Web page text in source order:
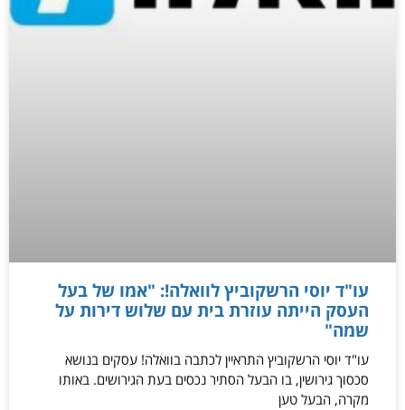
עו"ד יוסי הרשקוביץ לוואלה!: "אמו של בעל
העסק הייתה עוזרת בית עם שלוש דירות על
שמה"
עו"ד יוסי הרשקוביץ התראיין לכתבה בוואלה! עסקים בנושא
סכסוך גירושין, בו הבעל הסתיר נכסים בעת הגירושים. באותו
מקרה, הבעל טען